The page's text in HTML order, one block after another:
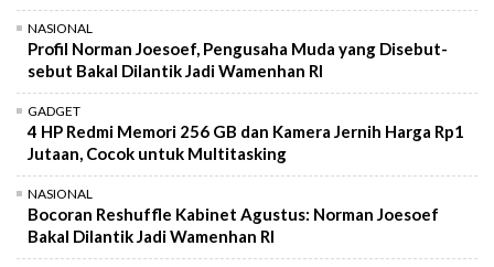
NASIONAL
Profil Norman Joesoef, Pengusaha Muda yang Disebut-
sebut Bakal Dilantik Jadi Wamenhan RI
GADGET
4 HP Redmi Memori 256 GB dan Kamera Jernih Harga Rp1
Jutaan, Cocok untuk Multitasking
NASIONAL
Bocoran Reshuffle Kabinet Agustus: Norman Joesoef
Bakal Dilantik Jadi Wamenhan RI